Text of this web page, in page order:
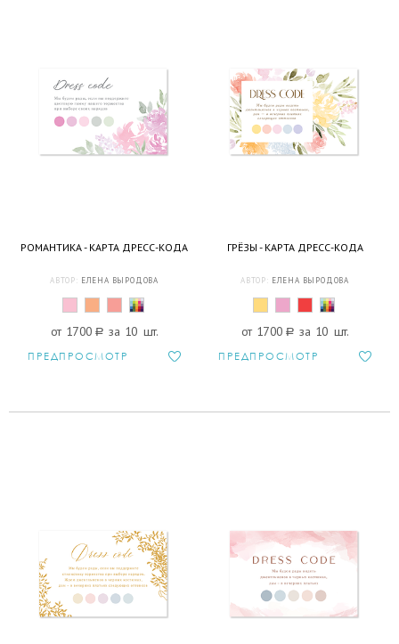
РОМАНТИКА - КАРТА ДРЕСС-КОДА
АВТОР: ЕЛЕНА ВЫРОДОВА
от 1700 a за 10 шт.
ПРЕДПРОСМОТР
ГРЁЗЫ - КАРТА ДРЕСС-КОДА
АВТОР: ЕЛЕНА ВЫРОДОВА
от 1700 a за 10 шт.
ПРЕДПРОСМОТР